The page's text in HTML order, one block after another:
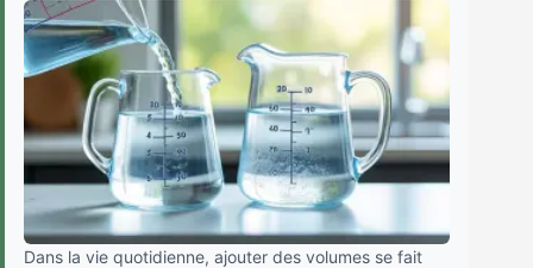
Dans la vie quotidienne, ajouter des volumes se fait